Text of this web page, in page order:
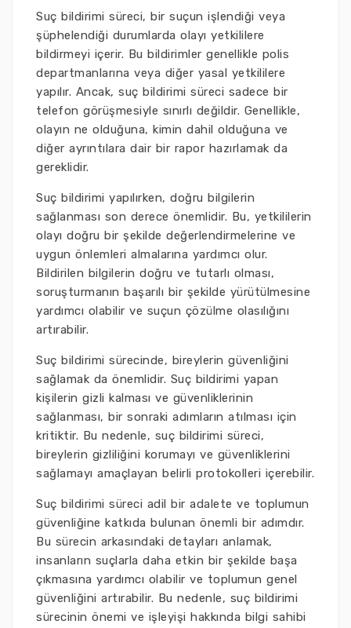
Suç bildirimi süreci, bir suçun işlendiği veya
şüphelendiği durumlarda olayı yetkililere
bildirmeyi içerir. Bu bildirimler genellikle polis
departmanlarına veya diğer yasal yetkililere
yapılır. Ancak, suç bildirimi süreci sadece bir
telefon görüşmesiyle sınırlı değildir. Genellikle,
olayın ne olduğuna, kimin dahil olduğuna ve
diğer ayrıntılara dair bir rapor hazırlamak da
gereklidir.
Suç bildirimi yapılırken, doğru bilgilerin
sağlanması son derece önemlidir. Bu, yetkililerin
olayı doğru bir şekilde değerlendirmelerine ve
uygun önlemleri almalarına yardımcı olur.
Bildirilen bilgilerin doğru ve tutarlı olması,
soruşturmanın başarılı bir şekilde yürütülmesine
yardımcı olabilir ve suçun çözülme olasılığını
artırabilir.
Suç bildirimi sürecinde, bireylerin güvenliğini
sağlamak da önemlidir. Suç bildirimi yapan
kişilerin gizli kalması ve güvenliklerinin
sağlanması, bir sonraki adımların atılması için
kritiktir. Bu nedenle, suç bildirimi süreci,
bireylerin gizliliğini korumayı ve güvenliklerini
sağlamayı amaçlayan belirli protokolleri içerebilir.
Suç bildirimi süreci adil bir adalete ve toplumun
güvenliğine katkıda bulunan önemli bir adımdır.
Bu sürecin arkasındaki detayları anlamak,
insanların suçlarla daha etkin bir şekilde başa
çıkmasına yardımcı olabilir ve toplumun genel
güvenliğini artırabilir. Bu nedenle, suç bildirimi
sürecinin önemi ve işleyişi hakkında bilgi sahibi